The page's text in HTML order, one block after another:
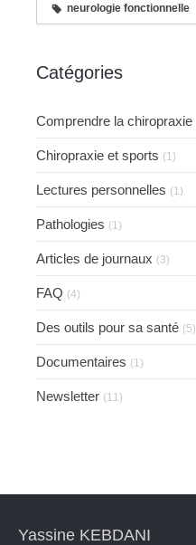
neurologie fonctionnelle
Catégories
Comprendre la chiropraxie
Chiropraxie et sports (1)
Lectures personnelles (1)
Pathologies (1)
Articles de journaux (3)
FAQ (4)
Des outils pour sa santé (5)
Documentaires (1)
Newsletter (11)
Yassine KEBDANI